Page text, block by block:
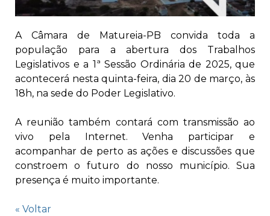
A Câmara de Matureia-PB convida toda a
população para a abertura dos Trabalhos
Legislativos e a 1ª Sessão Ordinária de 2025, que
acontecerá nesta quinta-feira, dia 20 de março, às
18h, na sede do Poder Legislativo.
A reunião também contará com transmissão ao
vivo pela Internet. Venha participar e
acompanhar de perto as ações e discussões que
constroem o futuro do nosso município. Sua
presença é muito importante.
« Voltar